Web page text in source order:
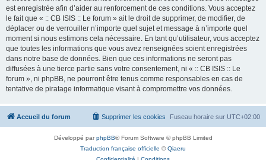
est enregistrée afin d’aider au renforcement de ces conditions. Vous acceptez
le fait que « :: CB ISIS :: Le forum » ait le droit de supprimer, de modifier, de
déplacer ou de verrouiller n’importe quel sujet et message à n’importe quel
moment si nous estimons cela nécessaire. En tant qu’utilisateur, vous acceptez
que toutes les informations que vous avez renseignées soient enregistrées
dans notre base de données. Bien que ces informations ne seront pas
diffusées à une tierce partie sans votre consentement, ni « :: CB ISIS :: Le
forum », ni phpBB, ne pourront être tenus comme responsables en cas de
tentative de piratage informatique visant à compromettre vos données.
Accueil du forum Fuseau horaire sur UTC+02:00
Supprimer les cookies
Développé parphpBB® Forum Software © phpBB Limited
Traduction française officielle ©Qiaeru